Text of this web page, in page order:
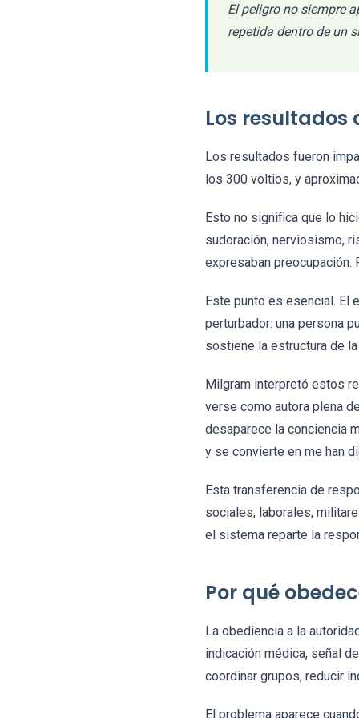
El peligro no siempre
repetida dentro de un
Los resultados
Los resultados fueron
los 300 voltios, y
Esto no significa que lo
sudoración, nerviosismo,
expresaban preocupación.
Este punto es esencial. El
perturbador: una persona
sostiene la estructura de
Milgram interpretó estos
verse como autora plena
desaparece la conciencia
y se convierte en me han
Esta transferencia de
sociales, laborales,
el sistema reparte la
Por qué
La obediencia a la
indicación médica, señal
coordinar grupos, reducir
El problema aparece